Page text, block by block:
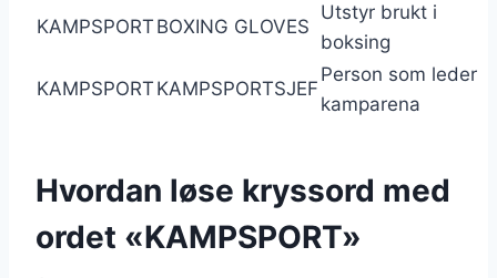
KAMPSPORT BOXING GLOVES
Utstyr brukt i
boksing
KAMPSPORT KAMPSPORTSJEF
Person som leder
kamparena
Hvordan løse kryssord med
ordet «KAMPSPORT»